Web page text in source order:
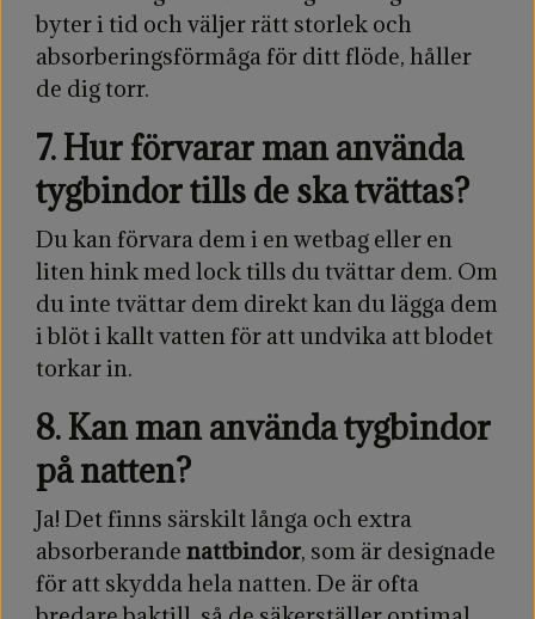
byter i tid och väljer rätt storlek och
absorberingsförmåga för ditt flöde, håller
de dig torr.
7. Hur förvarar man använda
tygbindor tills de ska tvättas?
Du kan förvara dem i en wetbag eller en
liten hink med lock tills du tvättar dem. Om
du inte tvättar dem direkt kan du lägga dem
i blöt i kallt vatten för att undvika att blodet
torkar in.
8. Kan man använda tygbindor
på natten?
Ja! Det finns särskilt långa och extra
absorberande nattbindor, som är designade
för att skydda hela natten. De är ofta